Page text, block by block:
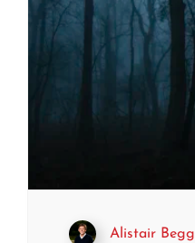
Alistair Begg